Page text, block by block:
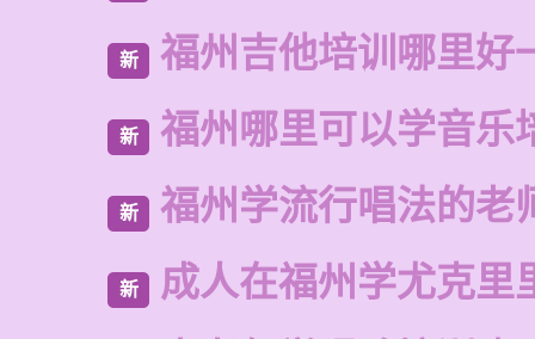
新 福州吉他培训哪里好
新 福州哪里可以学音乐
新 福州学流行唱法的老
新 成人在福州学尤克里